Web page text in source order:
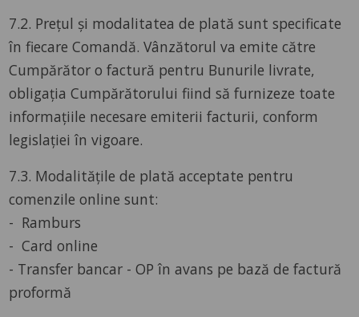
7.2. Prețul și modalitatea de plată sunt specificate
în fiecare Comandă. Vânzătorul va emite către
Cumpărător o factură pentru Bunurile livrate,
obligația Cumpărătorului fiind să furnizeze toate
informațiile necesare emiterii facturii, conform
legislației în vigoare.
7.3. Modalitățile de plată acceptate pentru
comenzile online sunt:
- Ramburs
- Card online
- Transfer bancar - OP în avans pe bază de factură
proformă